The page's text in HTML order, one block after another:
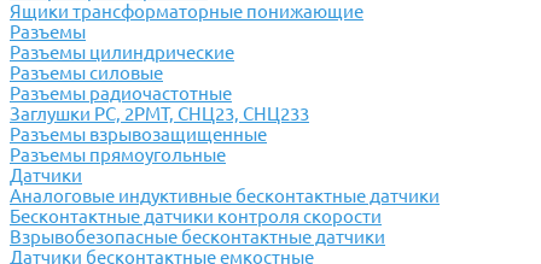
Ящики трансформаторные понижающие
Разъемы
Разъемы цилиндрические
Разъемы силовые
Разъемы радиочастотные
Заглушки РС, 2РМТ, СНЦ23, СНЦ233
Разъемы взрывозащищенные
Разъемы прямоугольные
Датчики
Аналоговые индуктивные бесконтактные датчики
Бесконтактные датчики контроля скорости
Взрывобезопасные бесконтактные датчики
Датчики бесконтактные емкостные